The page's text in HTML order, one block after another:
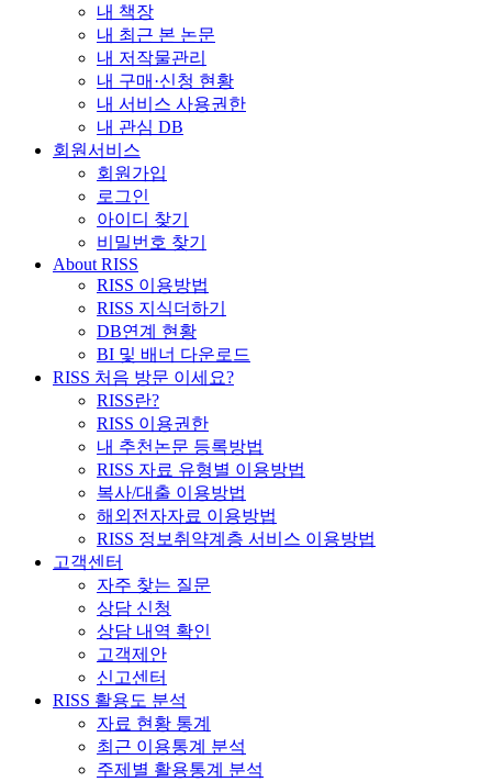
내 책장
내 최근 본 논문
내 저작물관리
내 구매·신청 현황
내 서비스 사용권한
내 관심 DB
회원서비스
회원가입
로그인
아이디 찾기
비밀번호 찾기
About RISS
RISS 이용방법
RISS 지식더하기
DB연계 현황
BI 및 배너 다운로드
RISS 처음 방문 이세요?
RISS란?
RISS 이용권한
내 추천논문 등록방법
RISS 자료 유형별 이용방법
복사/대출 이용방법
해외전자자료 이용방법
RISS 정보취약계층 서비스 이용방법
고객센터
자주 찾는 질문
상담 신청
상담 내역 확인
고객제안
신고센터
RISS 활용도 분석
자료 현황 통계
최근 이용통계 분석
주제별 활용통계 분석